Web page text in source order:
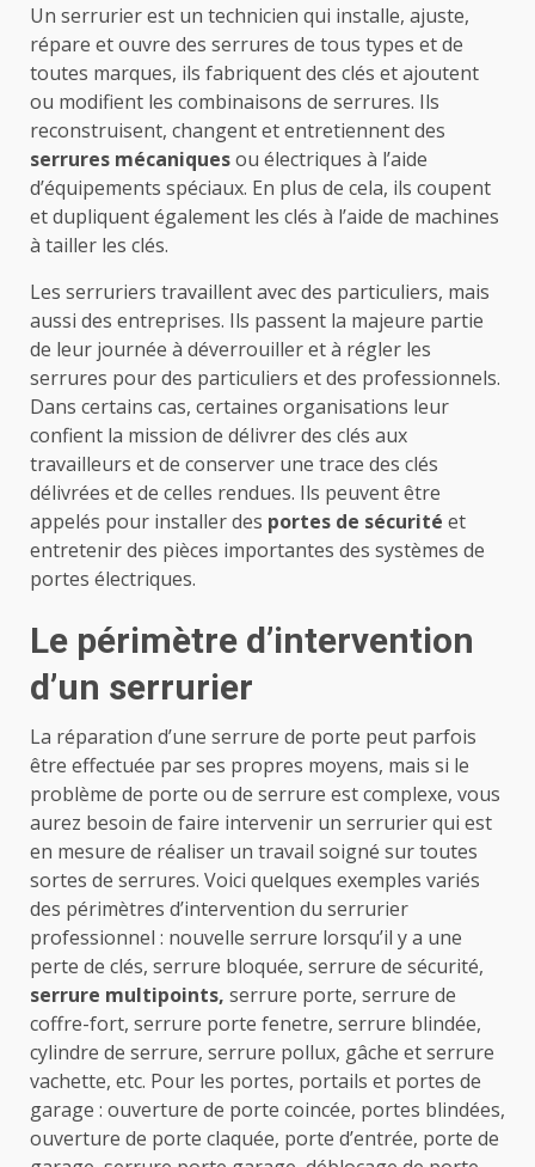
Un serrurier est un technicien qui installe, ajuste,
répare et ouvre des serrures de tous types et de
toutes marques, ils fabriquent des clés et ajoutent
ou modifient les combinaisons de serrures. Ils
reconstruisent, changent et entretiennent des
serrures mécaniquesou électriques à l’aide
d’équipements spéciaux. En plus de cela, ils coupent
et dupliquent également les clés à l’aide de machines
à tailler les clés.
Les serruriers travaillent avec des particuliers, mais
aussi des entreprises. Ils passent la majeure partie
de leur journée à déverrouiller et à régler les
serrures pour des particuliers et des professionnels.
Dans certains cas, certaines organisations leur
confient la mission de délivrer des clés aux
travailleurs et de conserver une trace des clés
délivrées et de celles rendues. Ils peuvent être
appelés pour installer des portes de sécurité et
entretenir des pièces importantes des systèmes de
portes électriques.
Le périmètre d’intervention
d’un serrurier
La réparation d’une serrure de porte peut parfois
être effectuée par ses propres moyens, mais si le
problème de porte ou de serrure est complexe, vous
aurez besoin de faire intervenir un serrurier qui est
en mesure de réaliser un travail soigné sur toutes
sortes de serrures. Voici quelques exemples variés
des périmètres d’intervention du serrurier
professionnel : nouvelle serrure lorsqu’il y a une
perte de clés, serrure bloquée, serrure de sécurité,
serrure multipoints, serrure porte, serrure de
coffre-fort, serrure porte fenetre, serrure blindée,
cylindre de serrure, serrure pollux, gâche et serrure
vachette, etc. Pour les portes, portails et portes de
garage : ouverture de porte coincée, portes blindées,
ouverture de porte claquée, porte d’entrée, porte de